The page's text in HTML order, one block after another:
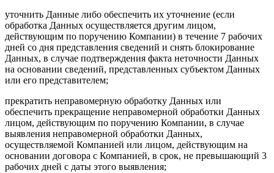
уточнить Данные либо обеспечить их уточнение (если
обработка Данных осуществляется другим лицом,
действующим по поручению Компании) в течение 7 рабочих
дней со дня представления сведений и снять блокирование
Данных, в случае подтверждения факта неточности Данных
на основании сведений, представленных субъектом Данных
или его представителем;
прекратить неправомерную обработку Данных или
обеспечить прекращение неправомерной обработки Данных
лицом, действующим по поручению Компании, в случае
выявления неправомерной обработки Данных,
осуществляемой Компанией или лицом, действующим на
основании договора с Компанией, в срок, не превышающий 3
рабочих дней с даты этого выявления;